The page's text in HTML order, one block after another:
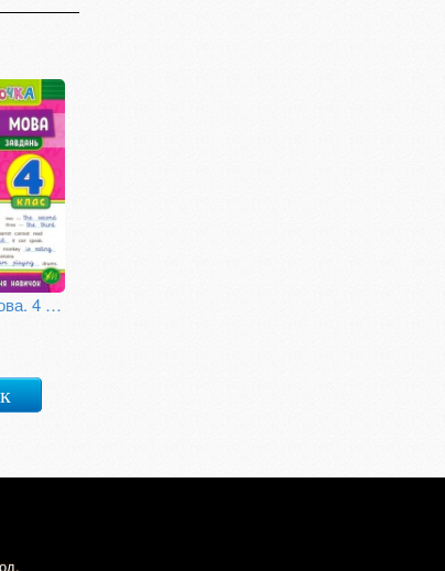
Англійська мова. 4 клас. Зошит практичних завдань